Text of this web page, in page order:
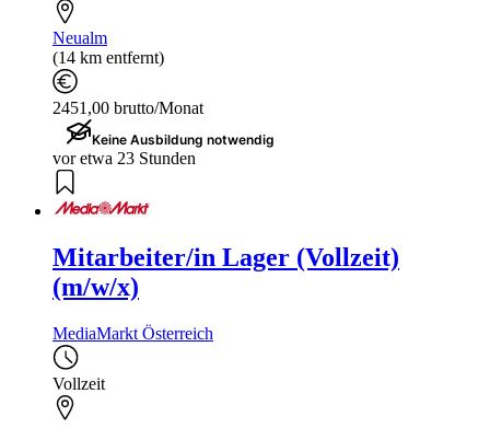
Neualm
(14 km entfernt)
2451,00 brutto/Monat
Keine Ausbildung notwendig
vor etwa 23 Stunden
Mitarbeiter/in Lager (Vollzeit)
(m/w/x)
MediaMarkt Österreich
Vollzeit